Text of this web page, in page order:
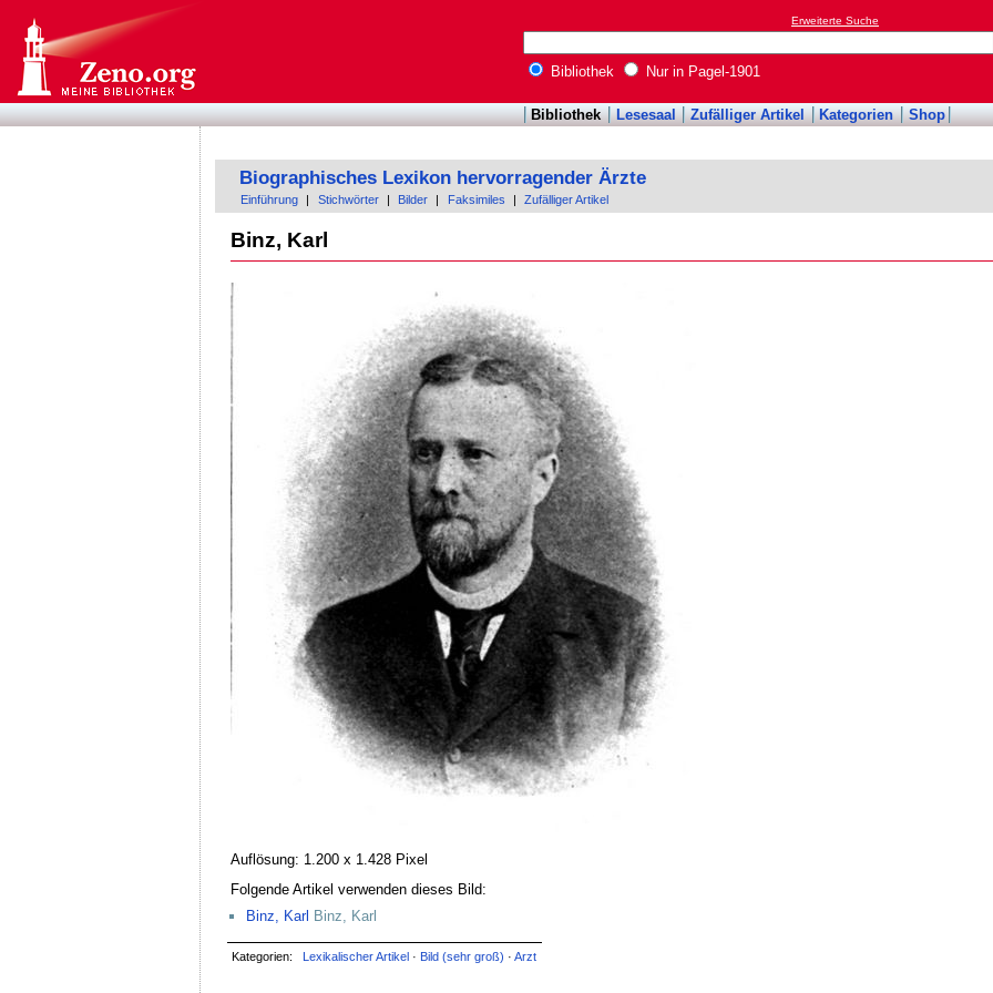
Erweiterte Suche
Bibliothek Nur in Pagel-1901
Bibliothek Lesesaal Zufälliger Artikel Kategorien Shop
Biographisches Lexikon hervorragender Ärzte
Einführung Stichwörter Bilder Faksimiles Zufälliger Artikel
Binz, Karl
Auflösung: 1.200 x 1.428 Pixel
Folgende Artikel verwenden dieses Bild:
Binz, Karl Binz, Karl
Kategorien: Lexikalischer Artikel · Bild (sehr groß) ·Arzt